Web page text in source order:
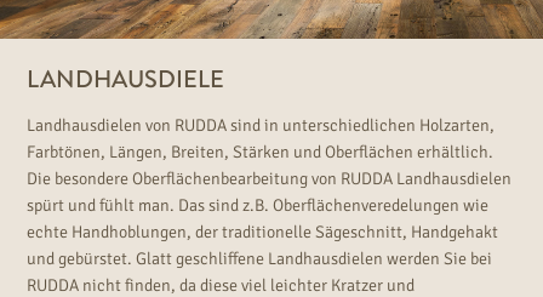
LANDHAUSDIELE
Landhausdielen von RUDDA sind in unterschiedlichen Holzarten,
Farbtönen, Längen, Breiten, Stärken und Oberflächen erhältlich.
Die besondere Oberflächenbearbeitung von RUDDA Landhausdielen
spürt und fühlt man. Das sind z.B. Oberflächenveredelungen wie
echte Handhoblungen, der traditionelle Sägeschnitt, Handgehakt
und gebürstet. Glatt geschliffene Landhausdielen werden Sie bei
RUDDA nicht finden, da diese viel leichter Kratzer und